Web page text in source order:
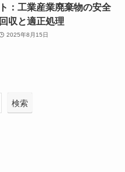
ト：工業産業廃棄物の安全
回収と適正処理
2025年8月15日
検索